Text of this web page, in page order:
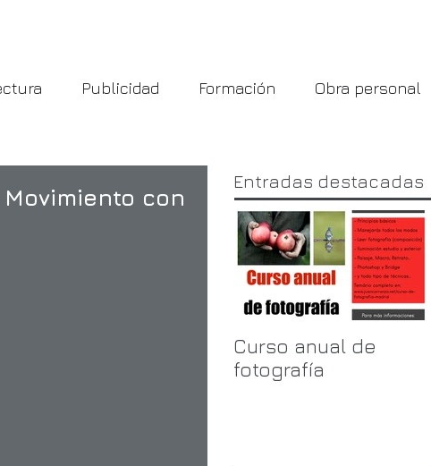
Publicidad Formación Obra personal
con
Entradas destacadas
Curso anual de
fotografía